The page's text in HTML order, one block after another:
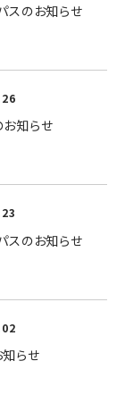
スのお知らせ
知らせ
スのお知らせ
らせ